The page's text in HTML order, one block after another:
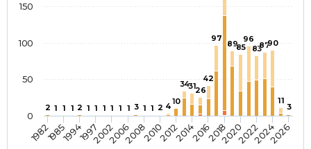
2 1 1 1 2 1 1 1 1 1 1 3 1 1 2 410
343126
42
97
8985
96
838790
11
3
1982198519941997200220062008201020122014201620182020202220242026
0
50
100
150